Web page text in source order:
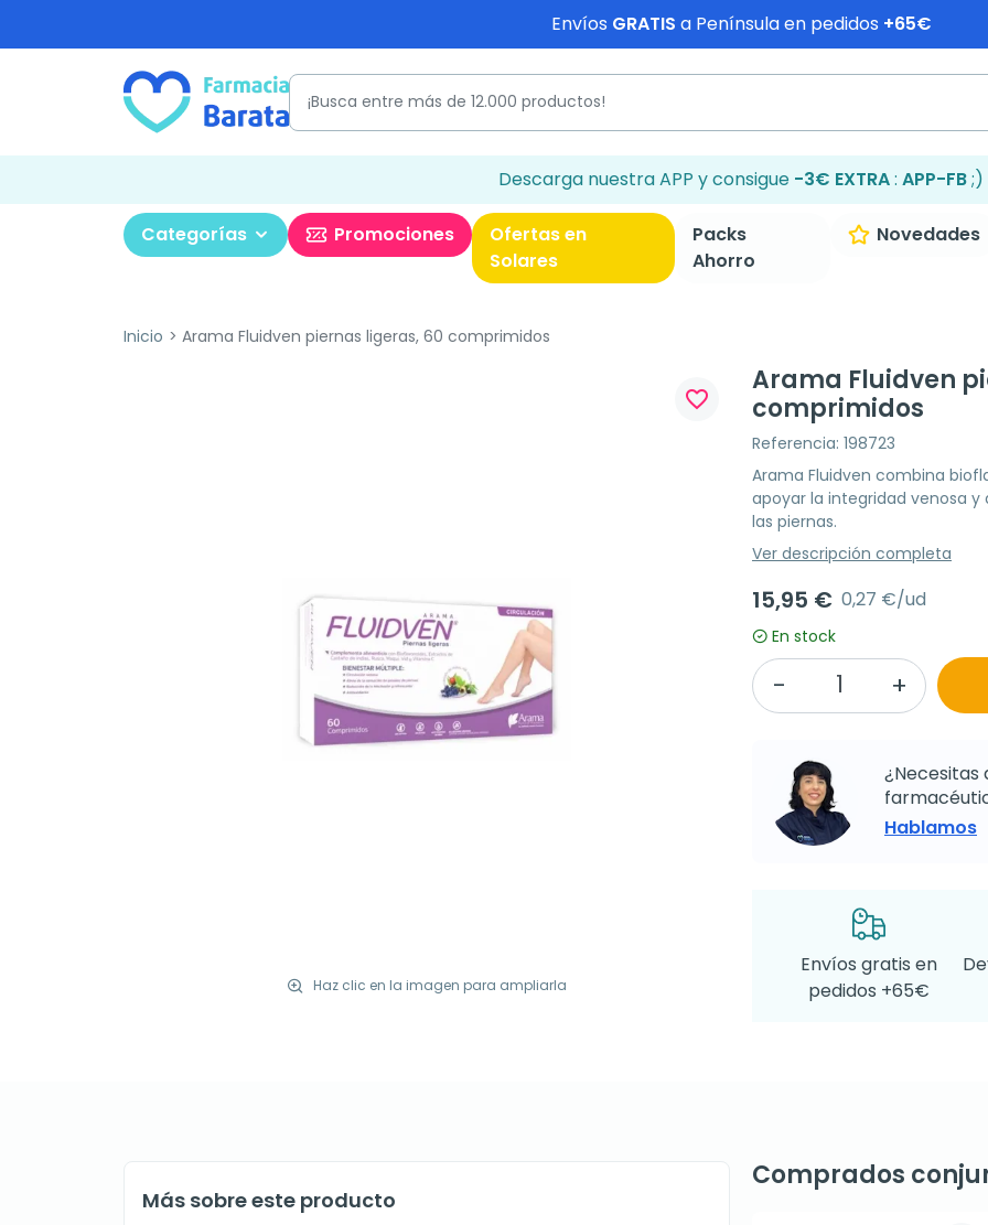
Envíos GRATIS a Península en pedidos +65€
Descarga nuestra APP y consigue -3€ EXTRA: APP-FB;)
Categorías Promociones
Ofertas en
Solares
Packs
Ahorro
Novedades
Inicio Arama Fluidven piernas ligeras, 60 comprimidos
Haz clic en la imagen para ampliarla
favorite_border
Arama Fluidven
comprimidos
Referencia: 198723
Arama Fluidven combina
apoyar la integridad venosa
las piernas.
Ver descripción completa
15,95 € 0,27 €/ud
En stock
¿Necesitas
Hablamos
Envíos gratis en
pedidos +65€
Más sobre este producto
Comprados